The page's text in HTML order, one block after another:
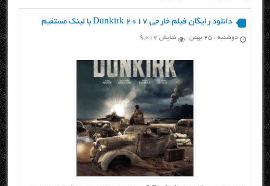
دانلود رایگان فیلم خارجی Dunkirk 2017 با لینک مستقیم
دوشنبه ، ۲۵ بهمن نمایش 9,017